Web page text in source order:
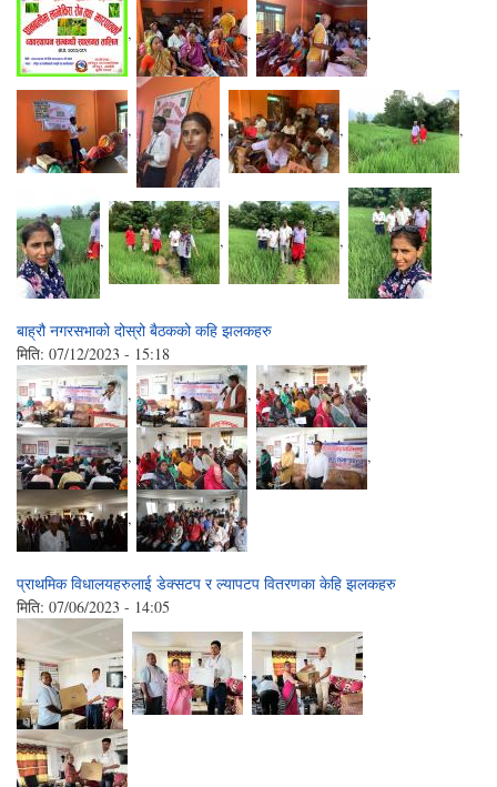
, , ,
, , , ,
, , ,
बाह्रौ नगरसभाको दोस्रो बैठकको कहि झलकहरु
मिति: 07/12/2023 - 15:18
,
, ,
, , ,
,
प्राथमिक विधालयहरुलाई डेक्सटप र ल्यापटप वितरणका केहि झलकहरु
मिति: 07/06/2023 - 14:05
, , ,